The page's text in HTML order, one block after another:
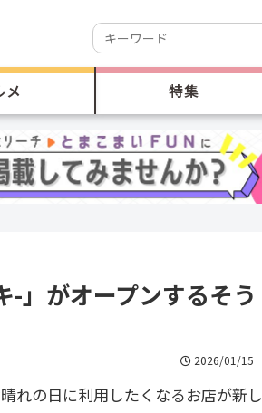
メ 特集
」がオープンするそう
2026/01/15
れの日に利用したくなるお店が新し